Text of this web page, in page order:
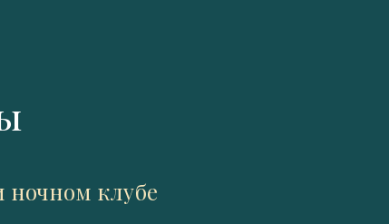
ночном клубе